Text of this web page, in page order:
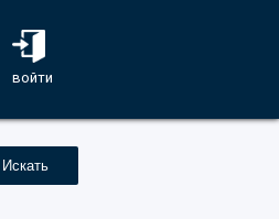
войти
Искать